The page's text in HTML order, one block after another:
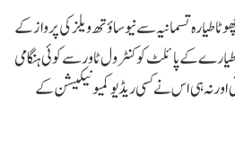
طیارہ تسمانیہ سے نیو ساؤتھ ویلز کی پرواز کے
کے پائلٹ کو کنٹرول ٹاور سے کوئی ہنگامی
ہی اس نے کسی ریڈیو کمیونیکیشن کے